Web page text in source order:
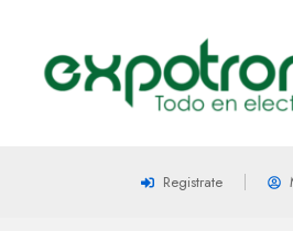
Registrate